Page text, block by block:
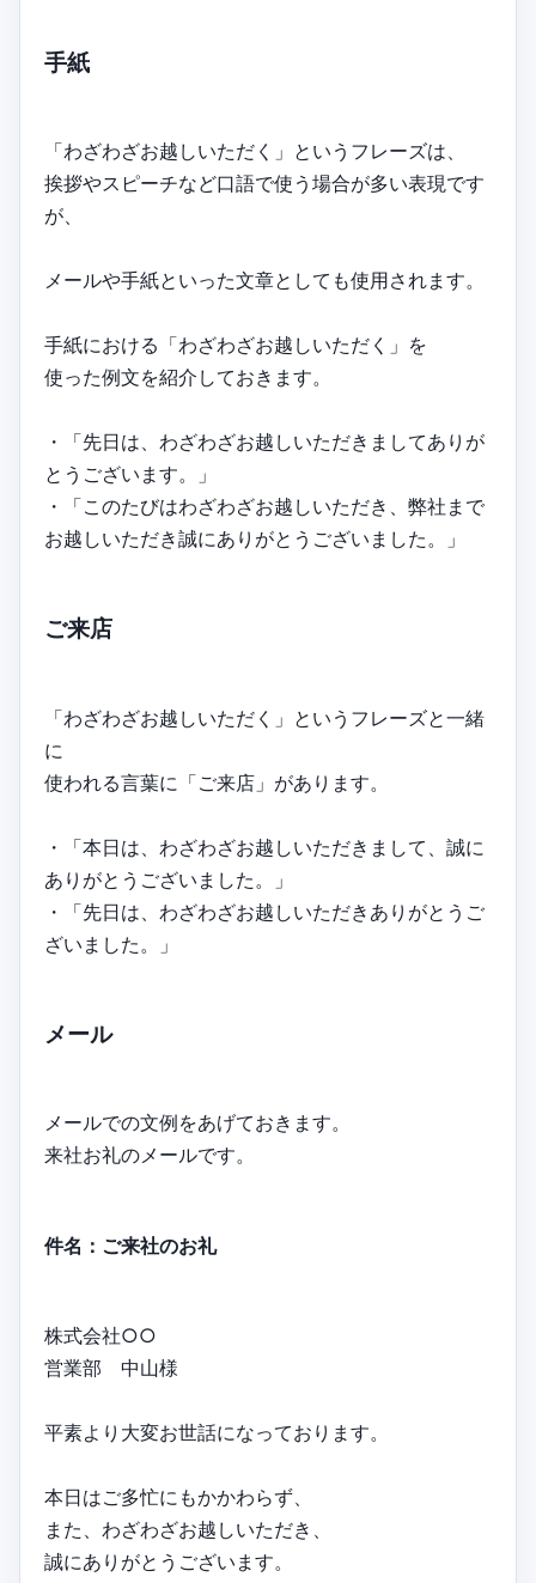
手紙
「わざわざお越しいただく」というフレーズは、
挨拶やスピーチなど口語で使う場合が多い表現です
が、
メールや手紙といった文章としても使用されます。
手紙における「わざわざお越しいただく」を
使った例文を紹介しておきます。
・「先日は、わざわざお越しいただきましてありが
とうございます。」
・「このたびはわざわざお越しいただき、弊社まで
お越しいただき誠にありがとうございました。」
ご来店
「わざわざお越しいただく」というフレーズと一緒
に
使われる言葉に「ご来店」があります。
・「本日は、わざわざお越しいただきまして、誠に
ありがとうございました。」
・「先日は、わざわざお越しいただきありがとうご
ざいました。」
メール
メールでの文例をあげておきます。
来社お礼のメールです。
件名：ご来社のお礼
株式会社○○
営業部 中山様
平素より大変お世話になっております。
本日はご多忙にもかかわらず、
また、わざわざお越しいただき、
誠にありがとうございます。